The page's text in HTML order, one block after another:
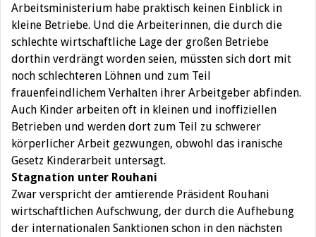
Arbeitsministerium habe praktisch keinen Einblick in
kleine Betriebe. Und die Arbeiterinnen, die durch die
schlechte wirtschaftliche Lage der großen Betriebe
dorthin verdrängt worden seien, müssten sich dort mit
noch schlechteren Löhnen und zum Teil
frauenfeindlichem Verhalten ihrer Arbeitgeber abfinden.
Auch Kinder arbeiten oft in kleinen und inoffiziellen
Betrieben und werden dort zum Teil zu schwerer
körperlicher Arbeit gezwungen, obwohl das iranische
Gesetz Kinderarbeit untersagt.
Stagnation unter Rouhani
Zwar verspricht der amtierende Präsident Rouhani
wirtschaftlichen Aufschwung, der durch die Aufhebung
der internationalen Sanktionen schon in den nächsten